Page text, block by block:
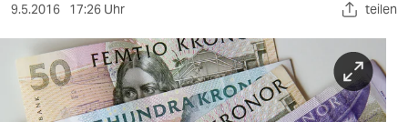
sport
berlin
9.5.2016 17:26 Uhr teilen